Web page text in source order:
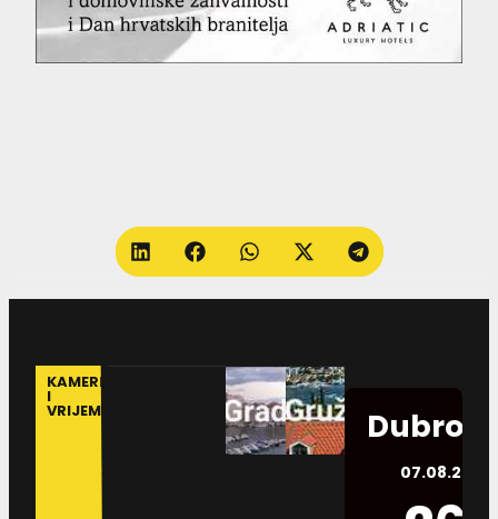
KAMERE
I
VRIJEME
07.08.2026.